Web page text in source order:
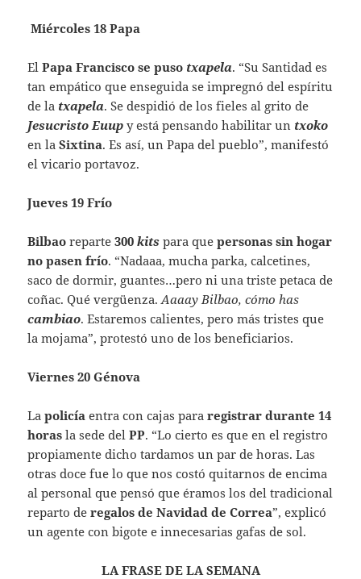
Miércoles 18 Papa
El Papa Francisco se puso txapela. “Su Santidad es
tan empático que enseguida se impregnó del espíritu
de la txapela. Se despidió de los fieles al grito de
Jesucristo Euup y está pensando habilitar un txoko
en laSixtina. Es así, un Papa del pueblo”, manifestó
el vicario portavoz.
Jueves 19 Frío
Bilbao reparte300kits para que personassin hogar
no pasen frío. “Nadaaa, mucha parka, calcetines,
saco de dormir, guantes…pero ni una triste petaca de
coñac. Qué vergüenza.Aaaay Bilbao, cómo has
cambiao. Estaremos calientes, pero más tristes que
la mojama”, protestó uno de los beneficiarios.
Viernes 20 Génova
Lapolicíaentra con cajas pararegistrar durante 14
horas la sede del PP. “Lo cierto es que en el registro
propiamente dicho tardamos un par de horas. Las
otras doce fue lo que nos costó quitarnos de encima
al personal que pensó que éramos los del tradicional
reparto deregalos de Navidad de Correa”, explicó
un agente con bigote e innecesarias gafas de sol.
LA FRASE DE LA SEMANA